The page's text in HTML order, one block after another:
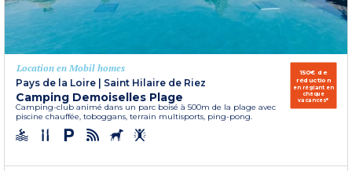
Location en Mobil homes
Pays de la Loire
Saint Hilaire de Riez
Camping Demoiselles Plage
Camping-club animé dans un parc boisé à 500m de la plage avec
piscine chauffée, toboggans, terrain multisports, ping-pong.
150€ de
réduction
en réglant en
chèque
vacances*